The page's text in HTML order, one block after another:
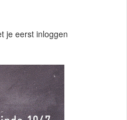
je eerst inloggen